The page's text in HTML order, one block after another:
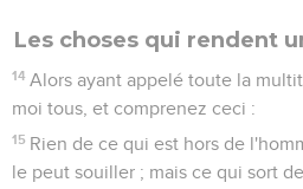
Les choses qui rendent
14 Alors ayant appelé toute la
moi tous, et comprenez ceci :
15 Rien de ce qui est hors de
le peut souiller ; mais ce qui sort